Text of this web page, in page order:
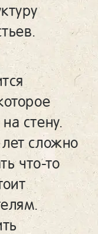
стену.
сложно
что-то